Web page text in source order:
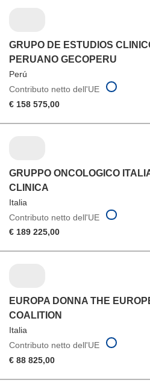
GRUPO DE ESTUDIOS
PERUANO GECOPERU
Perú
Contributo netto dell'UE
€ 158 575,00
GRUPPO ONCOLOGICO
CLINICA
Italia
Contributo netto dell'UE
€ 189 225,00
EUROPA DONNA THE
COALITION
Italia
Contributo netto dell'UE
€ 88 825,00